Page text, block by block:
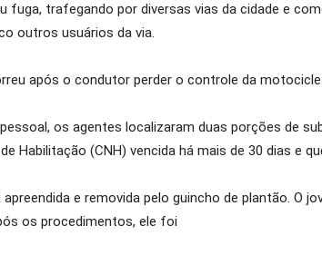
fuga, trafegando por diversas vias da cidade e
outros usuários da via.
após o condutor perder o controle da
os agentes localizaram duas porções de
Habilitação (CNH) vencida há mais de 30 dias e
e removida pelo guincho de plantão. O
os procedimentos, ele foi